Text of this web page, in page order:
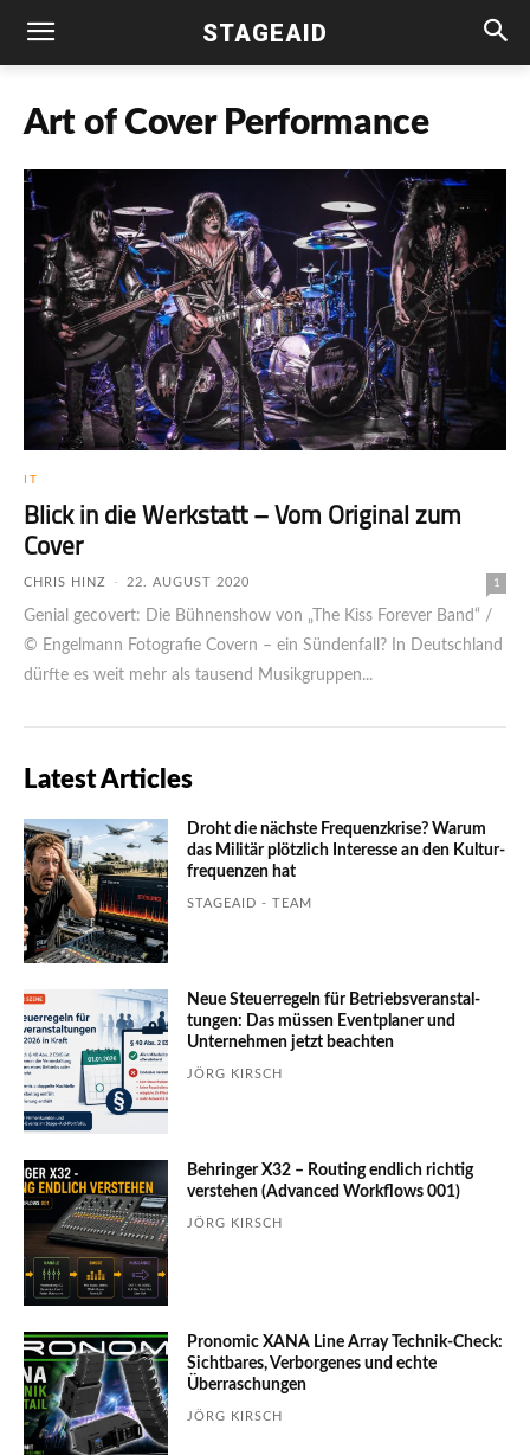
STAGEAID
Art of Cover Performance
IT
Blick in die Werkstatt – Vom Original zum
Cover
CHRIS HINZ - 22. AUGUST 2020 1
Genial gecovert: Die Bühnenshow von „The Kiss Forever Band“ /
© Engelmann Fotografie Covern – ein Sündenfall? In Deutschland
dürfte es weit mehr als tausend Musikgruppen...
Latest Articles
Droht die nächste Frequenzkrise? Warum
das Mili­tär plötzlich Inte­resse an den Kultur­
fre­quen­zen hat
STAGEAID - TEAM
Neue Steuerregeln für Betriebs­ver­an­stal­
tungen: Das müssen Event­planer und
Unter­nehmen jetzt beachten
JÖRG KIRSCH
Behringer X32 – Routing endlich richtig
verstehen (Advanced Workflows 001)
JÖRG KIRSCH
Pronomic XANA Line Array Technik-Check:
Sichtbares, Verborgenes und echte
Überraschungen
JÖRG KIRSCH